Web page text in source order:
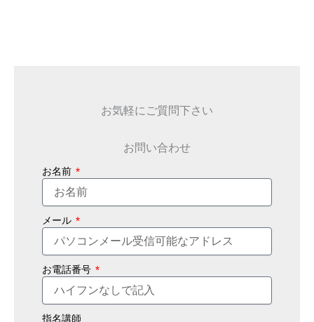
お気軽にご質問下さい
お問い合わせ
お名前
メール
お電話番号
指名講師